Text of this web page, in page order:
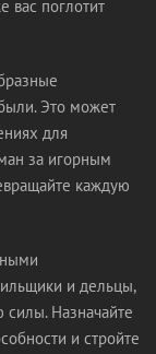
вас поглотит
Это может
для
за игорным
каждую
и дельцы,
Назначайте
и стройте